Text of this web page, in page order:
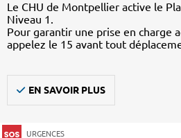
Le CHU de Montpellier active le
Niveau 1.
Pour garantir une prise en charge
appelez le 15 avant tout
EN SAVOIR PLUS
URGENCES